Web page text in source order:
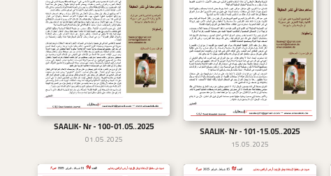
تحميل
SAALIK- Nr - 101-15.05..2025
15.05.2025
تحميل
SAALIK- Nr - 100-01.05..2025
01.05.2025